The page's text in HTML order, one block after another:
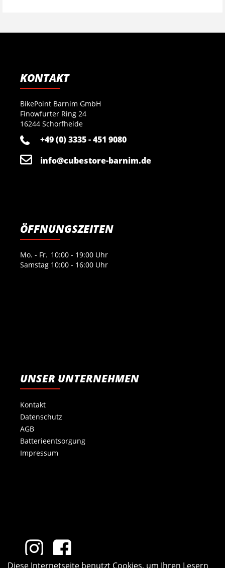
KONTAKT
BikePoint Barnim GmbH
Finowfurter Ring 24
16244 Schorfheide
+49 (0) 3335 - 451 9080
info@cubestore-barnim.de
ÖFFNUNGSZEITEN
Mo. - Fr. 10:00 - 19:00 Uhr
Samstag 10:00 - 16:00 Uhr
UNSER UNTERNEHMEN
Kontakt
Datenschutz
AGB
Batterieentsorgung
Impressum
Diese Internetseite benutzt Cookies, um Ihren Lesern